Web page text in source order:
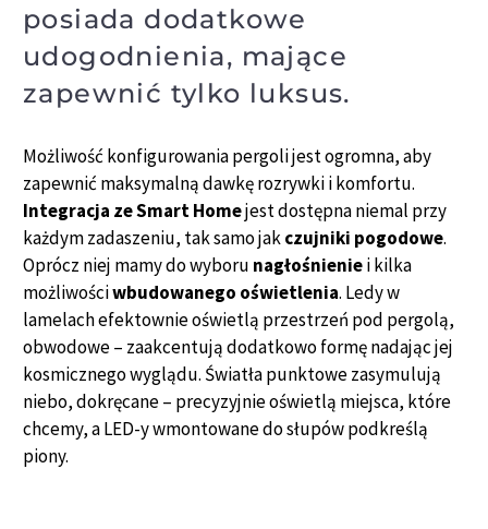
posiada dodatkowe
udogodnienia, mające
zapewnić tylko luksus.
Możliwość konfigurowania pergoli jest ogromna, aby
zapewnić maksymalną dawkę rozrywki i komfortu.
Integracja ze Smart Homejest dostępna niemal przy
każdym zadaszeniu, tak samo jakczujniki pogodowe.
Oprócz niej mamy do wyboru nagłośnieniei kilka
możliwościwbudowanego oświetlenia. Ledy w
lamelach efektownie oświetlą przestrzeń pod pergolą,
obwodowe – zaakcentują dodatkowo formę nadając jej
kosmicznego wyglądu. Światła punktowe zasymulują
niebo, dokręcane – precyzyjnie oświetlą miejsca, które
chcemy, a LED-y wmontowane do słupów podkreślą
piony.